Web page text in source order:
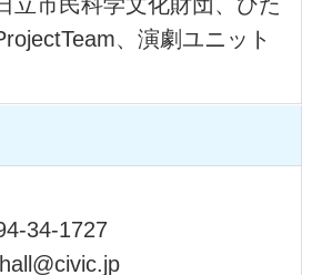
、演劇ユニット
34-1727